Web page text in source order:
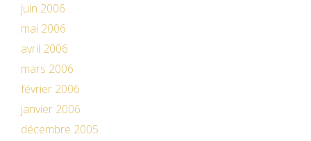
juin 2006
mai 2006
avril 2006
mars 2006
février 2006
janvier 2006
décembre 2005